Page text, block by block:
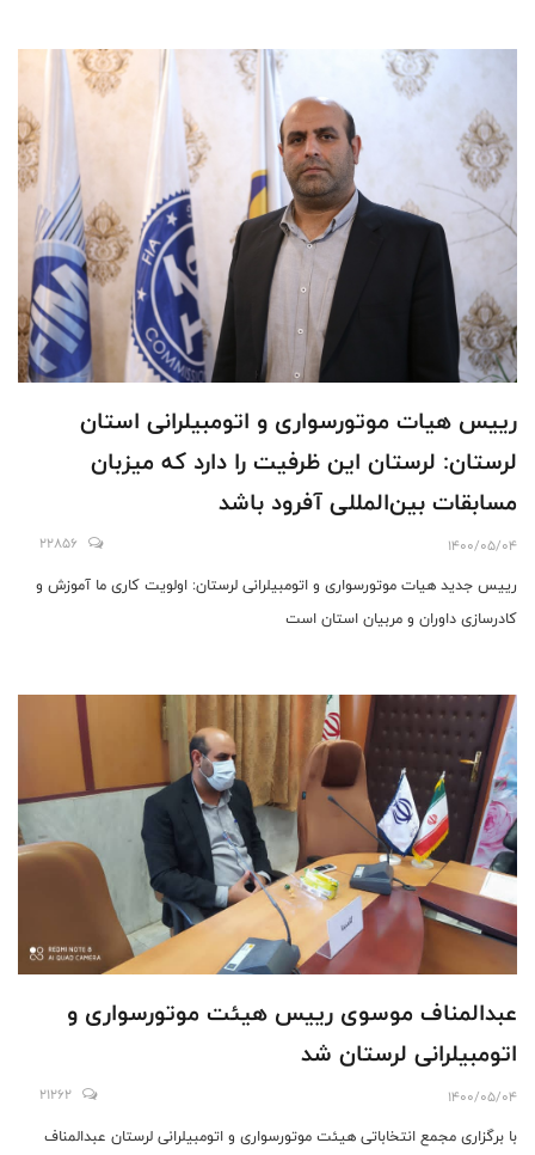
رییس هیات موتورسواری و اتومبیلرانی استان
لرستان: لرستان این ظرفیت را دارد که میزبان
مسابقات بین‌المللی آفرود باشد
1400/05/04
22856
رییس جدید هیات موتورسواری و اتومبیلرانی لرستان: اولویت کاری ما آموزش و
کادرسازی داوران و مربیان استان است
عبدالمناف موسوی رییس هیئت موتورسواری و
اتومبیلرانی لرستان شد
1400/05/04
21262
با برگزاری مجمع انتخاباتی هیئت موتورسواری و اتومبیلرانی لرستان عبدالمناف